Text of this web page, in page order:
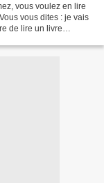
vous voulez en lire
vous dites : je vais
de lire un livre